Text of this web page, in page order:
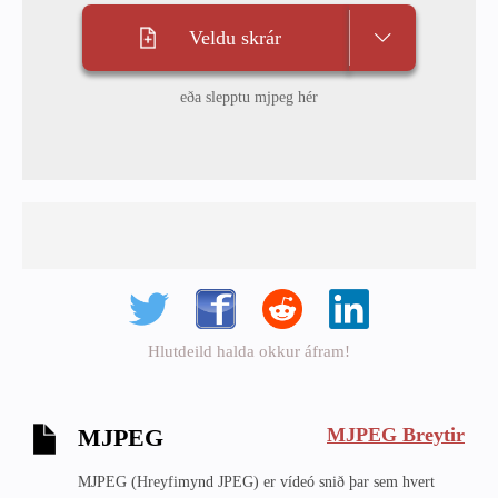
Veldu skrár
eða slepptu mjpeg hér
Hlutdeild halda okkur áfram!
MJPEG MJPEG Breytir
MJPEG (Hreyfimynd JPEG) er vídeó snið þar sem hvert